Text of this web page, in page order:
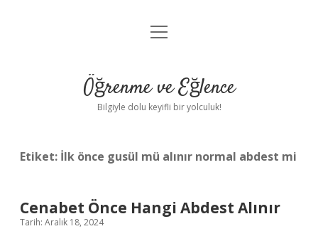
Anasayfa
Yasal Uyarı
menüyü
Öğrenme ve Eğlence
Bilgiyle dolu keyifli bir yolculuk!
Etiket: İlk önce gusül mü alınır normal abdest mi
Cenabet Önce Hangi Abdest Alınır
Tarih: Aralık 18, 2024